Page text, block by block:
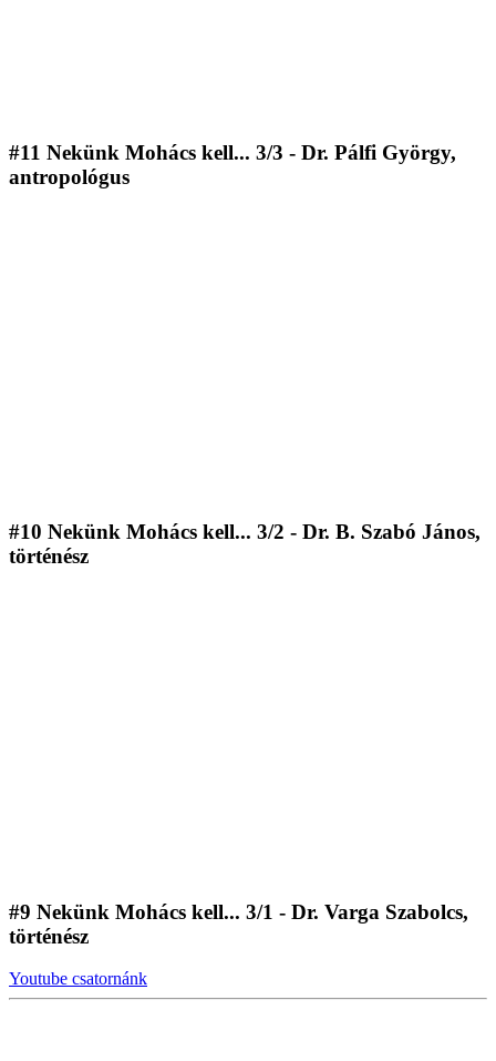
#11 Nekünk Mohács kell... 3/3 - Dr. Pálfi György,
antropológus
#10 Nekünk Mohács kell... 3/2 - Dr. B. Szabó János,
történész
#9 Nekünk Mohács kell... 3/1 - Dr. Varga Szabolcs,
történész
Youtube csatornánk